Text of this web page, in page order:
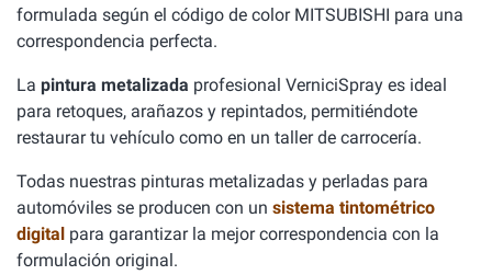
formulada según el código de color MITSUBISHI para una
correspondencia perfecta.
La pintura metalizada profesional VerniciSpray es ideal
para retoques, arañazos y repintados, permitiéndote
restaurar tu vehículo como en un taller de carrocería.
Todas nuestras pinturas metalizadas y perladas para
automóviles se producen con un sistema tintométrico
digital para garantizar la mejor correspondencia con la
formulación original.